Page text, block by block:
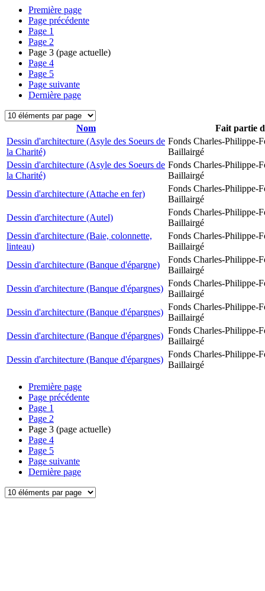
Première page
Page précédente
Page 1
Page 2
Page 3 (page actuelle)
Page 4
Page 5
Page suivante
Dernière page
Nom
Fait partie
Dessin d'architecture (Asyle des Soeurs de
la Charité)
Fonds Charles-Philippe-
Baillairgé
Dessin d'architecture (Asyle des Soeurs de
la Charité)
Fonds Charles-Philippe-
Baillairgé
Dessin d'architecture (Attache en fer)
Fonds Charles-Philippe-
Baillairgé
Dessin d'architecture (Autel)
Fonds Charles-Philippe-
Baillairgé
Dessin d'architecture (Baie, colonnette,
linteau)
Fonds Charles-Philippe-
Baillairgé
Dessin d'architecture (Banque d'épargne)
Fonds Charles-Philippe-
Baillairgé
Dessin d'architecture (Banque d'épargnes)
Fonds Charles-Philippe-
Baillairgé
Dessin d'architecture (Banque d'épargnes)
Fonds Charles-Philippe-
Baillairgé
Dessin d'architecture (Banque d'épargnes)
Fonds Charles-Philippe-
Baillairgé
Dessin d'architecture (Banque d'épargnes)
Fonds Charles-Philippe-
Baillairgé
Première page
Page précédente
Page 1
Page 2
Page 3 (page actuelle)
Page 4
Page 5
Page suivante
Dernière page